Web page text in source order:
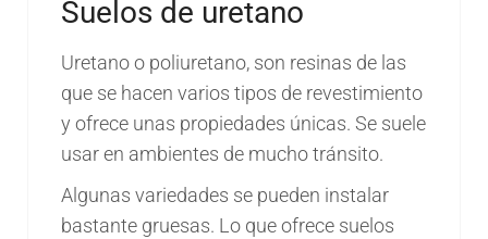
Suelos de uretano
Uretano o poliuretano, son resinas de las
que se hacen varios tipos de revestimiento
y ofrece unas propiedades únicas. Se suele
usar en ambientes de mucho tránsito.
Algunas variedades se pueden instalar
bastante gruesas. Lo que ofrece suelos